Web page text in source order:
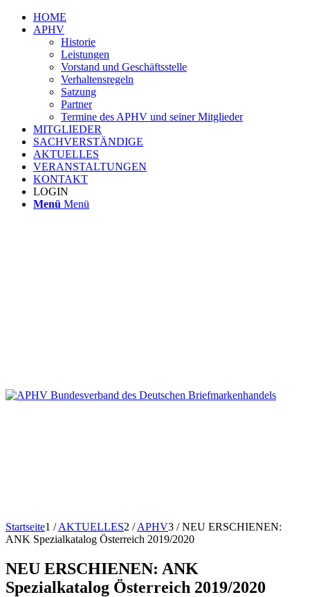
HOME
APHV
Historie
Leistungen
Vorstand und Geschäftsstelle
Verhaltensregeln
Satzung
Partner
Termine des APHV und seiner Mitglieder
MITGLIEDER
SACHVERSTÄNDIGE
AKTUELLES
VERANSTALTUNGEN
KONTAKT
LOGIN
Menü Menü
Startseite1 / AKTUELLES2 / APHV3 / NEU ERSCHIENEN:
ANK Spezialkatalog Österreich 2019/2020
NEU ERSCHIENEN: ANK
Spezialkatalog Österreich 2019/2020